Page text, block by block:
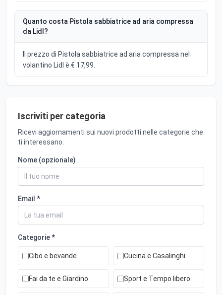
Quanto costa Pistola sabbiatrice ad aria compressa
da Lidl?
Il prezzo di Pistola sabbiatrice ad aria compressa nel
volantino Lidl è € 17,99.
Iscriviti per categoria
Ricevi aggiornamenti sui nuovi prodotti nelle categorie che
ti interessano.
Nome (opzionale)
Email *
Categorie *
Cibo e bevande Cucina e Casalinghi
Fai da te e Giardino Sport e Tempo libero